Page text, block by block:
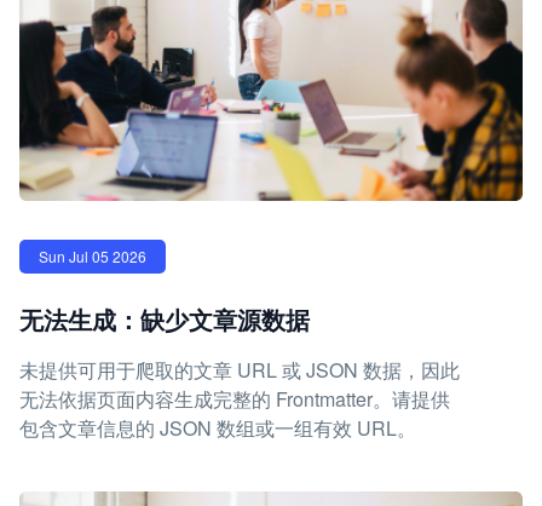
Sun Jul 05 2026
无法生成：缺少文章源数据
未提供可用于爬取的文章 URL 或 JSON 数据，因此
无法依据页面内容生成完整的 Frontmatter。请提供
包含文章信息的 JSON 数组或一组有效 URL。